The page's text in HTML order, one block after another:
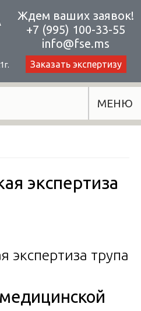
Ждем ваших заявок!
+7 (995) 100-33-55
info@fse.ms
Заказать экспертизу
МЕНЮ
экспертиза